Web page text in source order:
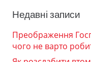
Недавні записи
Преображення
чого не варто